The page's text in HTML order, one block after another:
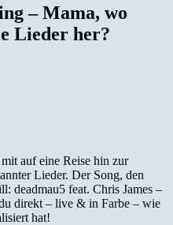
– Mama, wo
Lieder her?
auf eine Reise hin zur
Lieder. Der Song, den
deadmau5 feat. Chris James –
direkt – live & in Farbe – wie
hat!